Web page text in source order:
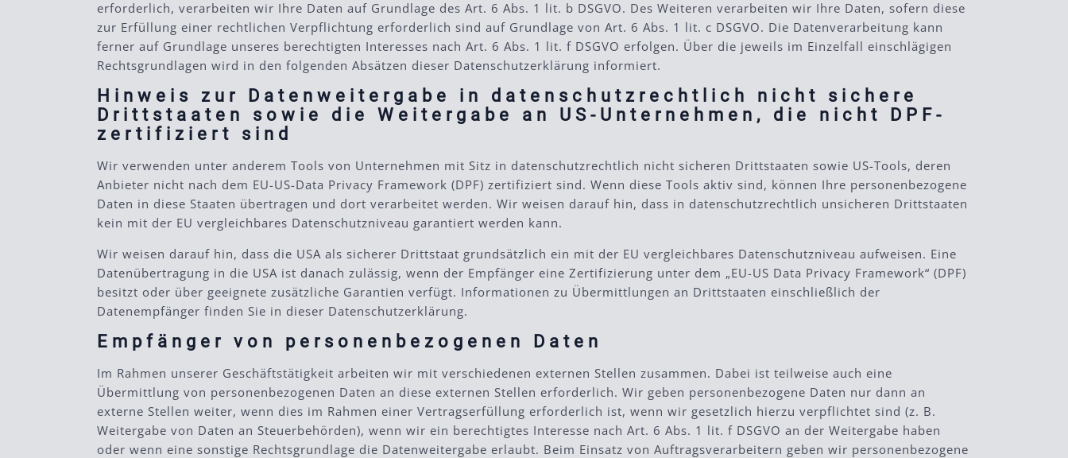
erforderlich, verarbeiten wir Ihre Daten auf Grundlage des Art. 6 Abs. 1 lit. b DSGVO. Des Weiteren verarbeiten wir Ihre Daten, sofern diese
zur Erfüllung einer rechtlichen Verpflichtung erforderlich sind auf Grundlage von Art. 6 Abs. 1 lit. c DSGVO. Die Datenverarbeitung kann
ferner auf Grundlage unseres berechtigten Interesses nach Art. 6 Abs. 1 lit. f DSGVO erfolgen. Über die jeweils im Einzelfall einschlägigen
Rechtsgrundlagen wird in den folgenden Absätzen dieser Datenschutzerklärung informiert.
Hinweis zur Datenweitergabe in datenschutzrechtlich nicht sichere
Drittstaaten sowie die Weitergabe an US-Unternehmen, die nicht DPF-
zertifiziert sind
Wir verwenden unter anderem Tools von Unternehmen mit Sitz in datenschutzrechtlich nicht sicheren Drittstaaten sowie US-Tools, deren
Anbieter nicht nach dem EU-US-Data Privacy Framework (DPF) zertifiziert sind. Wenn diese Tools aktiv sind, können Ihre personenbezogene
Daten in diese Staaten übertragen und dort verarbeitet werden. Wir weisen darauf hin, dass in datenschutzrechtlich unsicheren Drittstaaten
kein mit der EU vergleichbares Datenschutzniveau garantiert werden kann.
Wir weisen darauf hin, dass die USA als sicherer Drittstaat grundsätzlich ein mit der EU vergleichbares Datenschutzniveau aufweisen. Eine
Datenübertragung in die USA ist danach zulässig, wenn der Empfänger eine Zertifizierung unter dem „EU-US Data Privacy Framework“ (DPF)
besitzt oder über geeignete zusätzliche Garantien verfügt. Informationen zu Übermittlungen an Drittstaaten einschließlich der
Datenempfänger finden Sie in dieser Datenschutzerklärung.
Empfänger von personenbezogenen Daten
Im Rahmen unserer Geschäftstätigkeit arbeiten wir mit verschiedenen externen Stellen zusammen. Dabei ist teilweise auch eine
Übermittlung von personenbezogenen Daten an diese externen Stellen erforderlich. Wir geben personenbezogene Daten nur dann an
externe Stellen weiter, wenn dies im Rahmen einer Vertragserfüllung erforderlich ist, wenn wir gesetzlich hierzu verpflichtet sind (z. B.
Weitergabe von Daten an Steuerbehörden), wenn wir ein berechtigtes Interesse nach Art. 6 Abs. 1 lit. f DSGVO an der Weitergabe haben
oder wenn eine sonstige Rechtsgrundlage die Datenweitergabe erlaubt. Beim Einsatz von Auftragsverarbeitern geben wir personenbezogene